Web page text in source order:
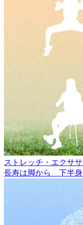
ストレッチ・エクサ
長寿は脚から 下半身